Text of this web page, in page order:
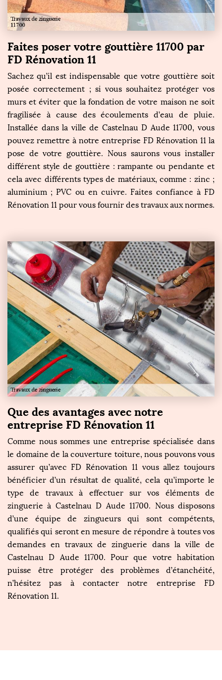
Faites poser votre gouttière 11700 par
FD Rénovation 11
Sachez qu’il est indispensable que votre gouttière soit
posée correctement ; si vous souhaitez protéger vos
murs et éviter que la fondation de votre maison ne soit
fragilisée à cause des écoulements d’eau de pluie.
Installée dans la ville de Castelnau D Aude 11700, vous
pouvez remettre à notre entreprise FD Rénovation 11 la
pose de votre gouttière. Nous saurons vous installer
différent style de gouttière : rampante ou pendante et
cela avec différents types de matériaux, comme : zinc ;
aluminium ; PVC ou en cuivre. Faites confiance à FD
Rénovation 11 pour vous fournir des travaux aux normes.
Que des avantages avec notre
entreprise FD Rénovation 11
Comme nous sommes une entreprise spécialisée dans
le domaine de la couverture toiture, nous pouvons vous
assurer qu’avec FD Rénovation 11 vous allez toujours
bénéficier d’un résultat de qualité, cela qu’importe le
type de travaux à effectuer sur vos éléments de
zinguerie à Castelnau D Aude 11700. Nous disposons
d’une équipe de zingueurs qui sont compétents,
qualifiés qui seront en mesure de répondre à toutes vos
demandes en travaux de zinguerie dans la ville de
Castelnau D Aude 11700. Pour que votre habitation
puisse être protéger des problèmes d’étanchéité,
n’hésitez pas à contacter notre entreprise FD
Rénovation 11.